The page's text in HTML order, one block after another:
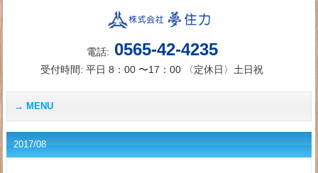
電話: 0565-42-4235
受付時間: 平日 8：00 〜17：00 〈定休日〉土日祝
MENU
2017/08